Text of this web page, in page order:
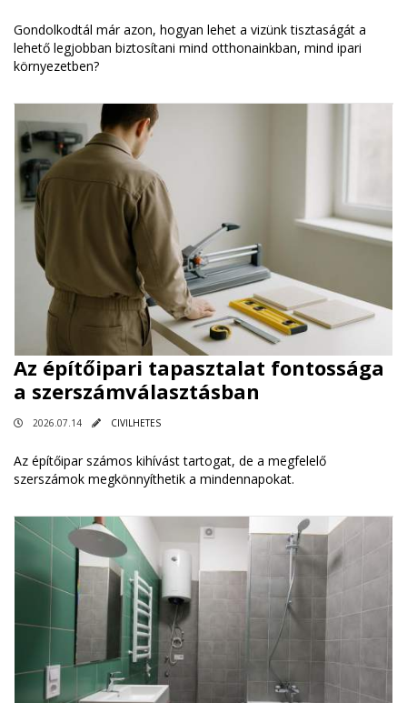
Gondolkodtál már azon, hogyan lehet a vizünk tisztaságát a
lehető legjobban biztosítani mind otthonainkban, mind ipari
környezetben?
Az építőipari tapasztalat fontossága
a szerszámválasztásban
2026.07.14 CIVILHETES
Az építőipar számos kihívást tartogat, de a megfelelő
szerszámok megkönnyíthetik a mindennapokat.